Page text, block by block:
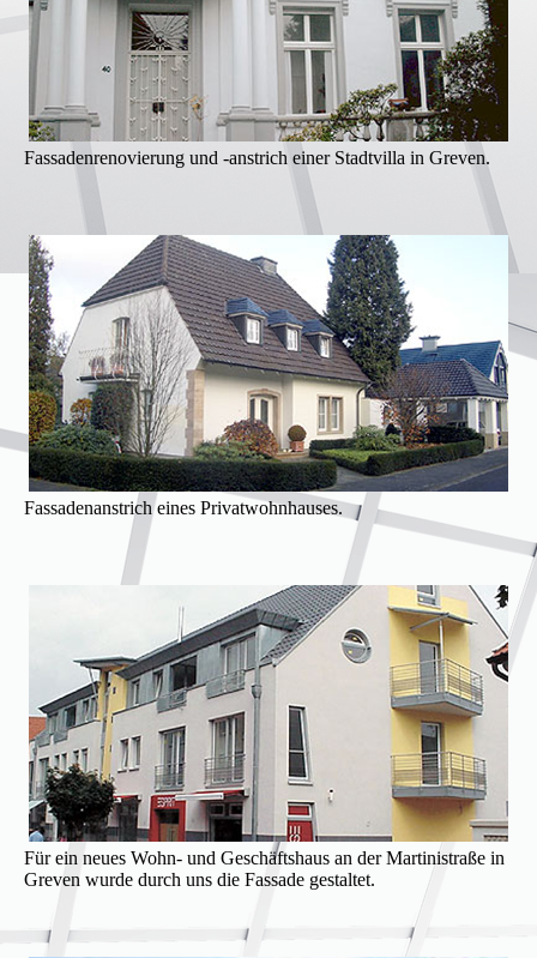
Fassaden­renovierung und -anstrich einer Stadtvilla in Greven.
Fassaden­anstrich eines Privatwohnhauses.
Für ein neues Wohn- und Geschäfts­haus an der Martinistraße in
Greven wurde durch uns die Fassade gestaltet.